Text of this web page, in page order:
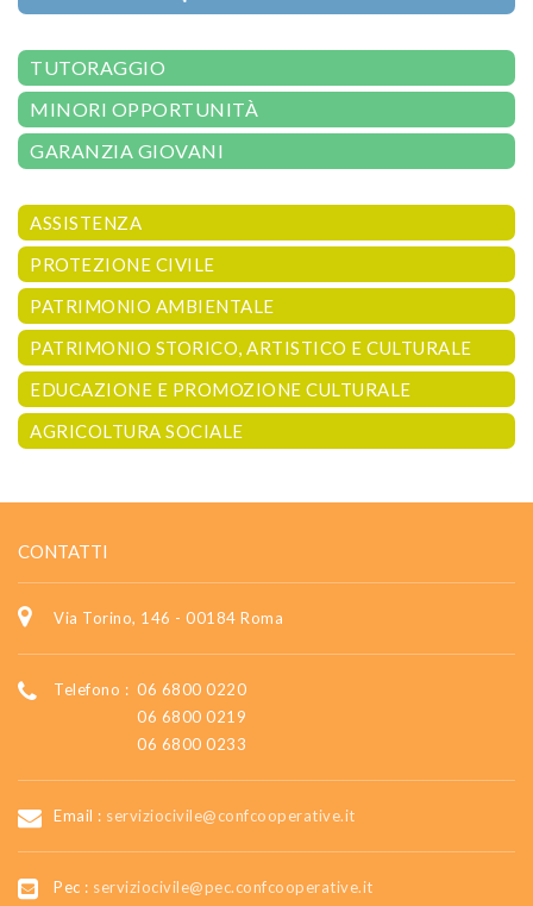
TUTORAGGIO
MINORI OPPORTUNITÀ
GARANZIA GIOVANI
ASSISTENZA
PROTEZIONE CIVILE
PATRIMONIO AMBIENTALE
PATRIMONIO STORICO, ARTISTICO E CULTURALE
EDUCAZIONE E PROMOZIONE CULTURALE
AGRICOLTURA SOCIALE
CONTATTI
Via Torino, 146 - 00184 Roma
Telefono : 06 6800 0220
06 6800 0219
06 6800 0233
Email : serviziocivile@confcooperative.it
Pec : serviziocivile@pec.confcooperative.it